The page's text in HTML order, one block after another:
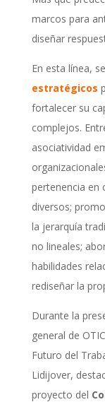
marcos para
diseñar
En esta línea,
estratégicos
fortalecer su
complejos.
asociatividad
pertenencia en
diversos;
la jerarquía
no lineales;
habilidades
rediseñar la
Durante la
general de
Futuro del
Lidijover,
proyecto del